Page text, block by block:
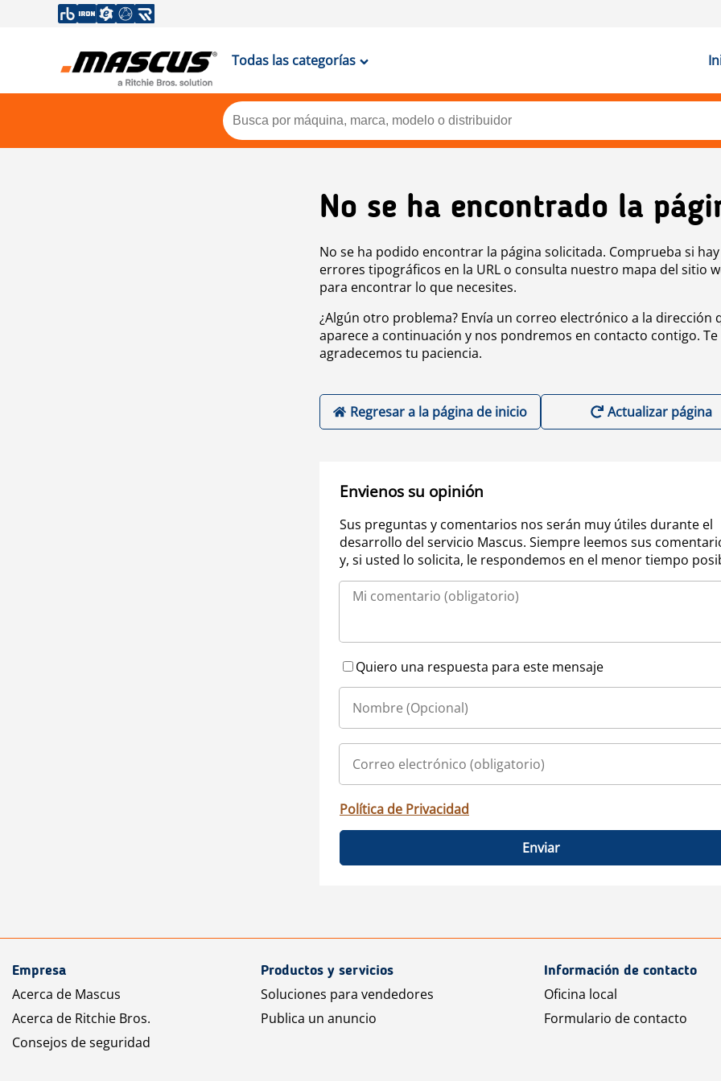
Todas las categorías
No se ha encontrado la
No se ha podido encontrar la página solicitada. Comprueba si hay
errores tipográficos en la URL o consulta nuestro mapa del sitio
para encontrar lo que necesites.
¿Algún otro problema? Envía un correo electrónico a la dirección
aparece a continuación y nos pondremos en contacto contigo. Te
agradecemos tu paciencia.
Regresar a la página de inicio Actualizar página
Envienos su opinión
Sus preguntas y comentarios nos serán muy útiles durante el
desarrollo del servicio Mascus. Siempre leemos sus
y, si usted lo solicita, le respondemos en el menor tiempo
Quiero una respuesta para este mensaje
Política de Privacidad
Enviar
Empresa
Acerca de Mascus
Acerca de Ritchie Bros.
Consejos de seguridad
Productos y servicios
Soluciones para vendedores
Publica un anuncio
Información de contacto
Oficina local
Formulario de contacto